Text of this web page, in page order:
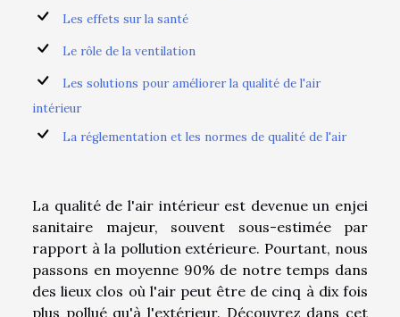
Les effets sur la santé
Le rôle de la ventilation
Les solutions pour améliorer la qualité de l'air
intérieur
La réglementation et les normes de qualité de l'air
La qualité de l'air intérieur est devenue un enjei
sanitaire majeur, souvent sous-estimée par
rapport à la pollution extérieure. Pourtant, nous
passons en moyenne 90% de notre temps dans
des lieux clos où l'air peut être de cinq à dix fois
plus pollué qu'à l'extérieur. Découvrez dans cet